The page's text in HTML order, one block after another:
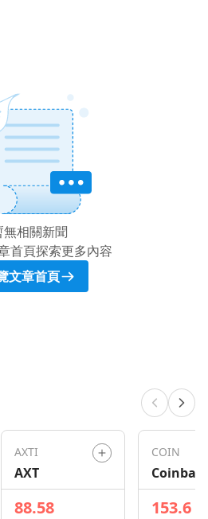
無相關新聞
首頁探索更多內容
文章首頁
AXTI
AXT
88.58
COIN
Global
153.6